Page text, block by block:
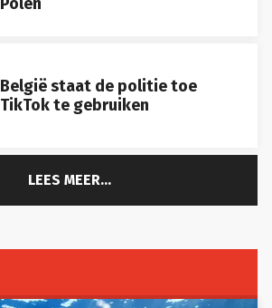
TikTok te gebruiken